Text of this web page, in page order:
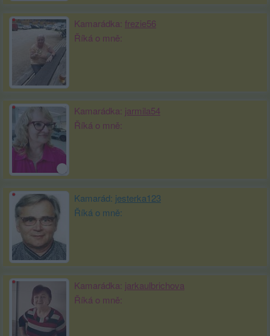
Kamarádka: frezie56
Říká o mně:
Kamarádka: jarmila54
Říká o mně:
Kamarád: jesterka123
Říká o mně:
Kamarádka: jarkaulbrichova
Říká o mně: